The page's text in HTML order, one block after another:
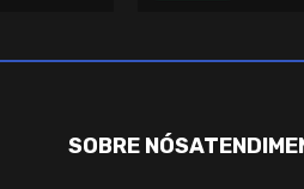
SOBRE NÓS